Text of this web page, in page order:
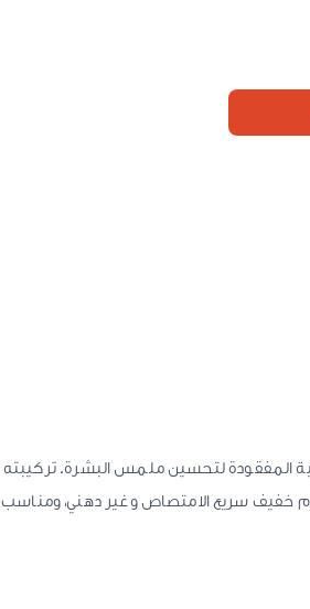
المفقودة لتحسين ملمس البشرة. تركيبته
خفيف سريع الامتصاص وغير دهني، ومناسب